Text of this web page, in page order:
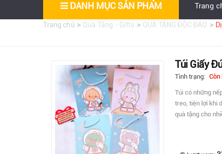
DANH MỤC SẢN PHẨM Trang
Trang chủ > Quà Tặng - Gifts > QUÀ TẶNG ĐỘC ĐÁO >
Túi Giấy
Tình trạng: Còn
Túi có những
treo, tiện lợi khi
quà tặng cho